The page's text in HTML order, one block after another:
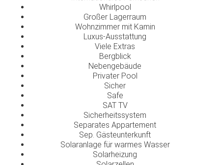
Whirlpool
Großer Lagerraum
Wohnzimmer mit Kamin
Luxus-Ausstattung
Viele Extras
Bergblick
Nebengebäude
Privater Pool
Sicher
Safe
SAT TV
Sicherheitssystem
Separates Appartement
Sep. Gästeunterkunft
Solaranlage für warmes Wasser
Solarheizung